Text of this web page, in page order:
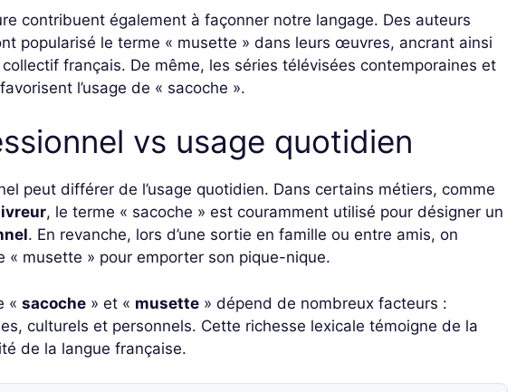
contribuent également à façonner notre langage. Des auteurs
popularisé le terme « musette » dans leurs œuvres, ancrant ainsi
français. De même, les séries télévisées contemporaines et
l’usage de « sacoche ».
vs usage quotidien
peut différer de l’usage quotidien. Dans certains métiers, comme
, le terme « sacoche » est couramment utilisé pour désigner un
. En revanche, lors d’une sortie en famille ou entre amis, on
« musette » pour emporter son pique-nique.
« sacoche » et « musette » dépend de nombreux facteurs :
culturels et personnels. Cette richesse lexicale témoigne de la
de la langue française.